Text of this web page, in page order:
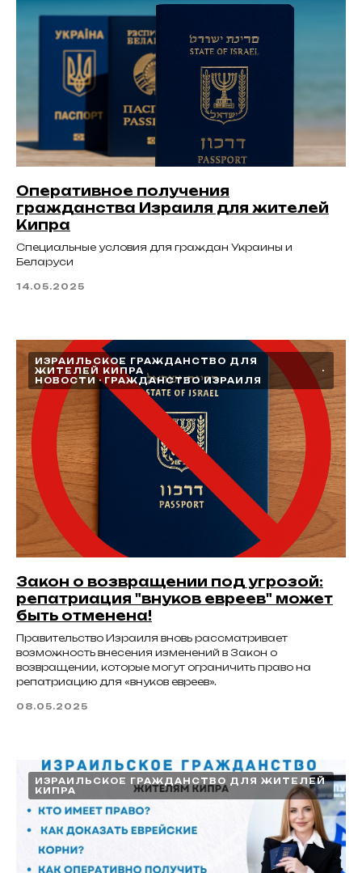
Оперативное получения
гражданства Израиля для жителей
Кипра
Специальные условия для граждан Украины и
Беларуси
14.05.2025
ИЗРАИЛЬСКОЕ ГРАЖДАНСТВО ДЛЯ
ЖИТЕЛЕЙ КИПРА
НОВОСТИ
ГРАЖДАНСТВО ИЗРАИЛЯ
Закон о возвращении под угрозой:
репатриация "внуков евреев" может
быть отменена!
Правительство Израиля вновь рассматривает
возможность внесения изменений в Закон о
возвращении, которые могут ограничить право на
репатриацию для «внуков евреев».
08.05.2025
ИЗРАИЛЬСКОЕ ГРАЖДАНСТВО ДЛЯ ЖИТЕЛЕЙ
КИПРА